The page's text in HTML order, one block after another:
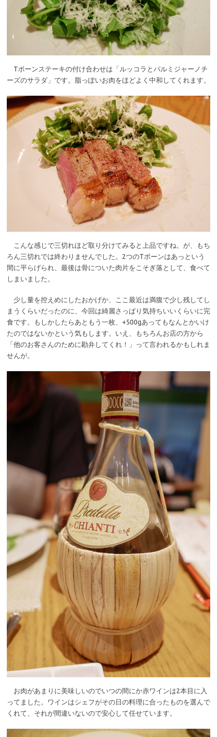
Tボーンステーキの付け合わせは「ルッコラとパルミジャーノチ
ーズのサラダ」です。脂っぽいお肉をほどよく中和してくれます。
こんな感じで三切れほど取り分けてみると上品ですね。が、もち
ろん三切れでは終わりませんでした。2つのTボーンはあっという
間に平らげられ、最後は骨についた肉片をこそぎ落として、食べて
しまいました。
少し量を控えめにしたおかげか、ここ最近は満腹で少し残してし
まうくらいだったのに、今回は綺麗さっぱり気持ちいいくらいに完
食です。もしかしたらあともう一枚、+500gあってもなんとかいけ
たのではないかという気もします。いえ、もちろんお店の方から
「他のお客さんのために勘弁してくれ！」って言われるかもしれま
せんが。
お肉があまりに美味しいのでいつの間にか赤ワインは2本目に入
ってました。ワインはシェフがその日の料理に合ったものを選んで
くれて、それが間違いないので安心して任せています。